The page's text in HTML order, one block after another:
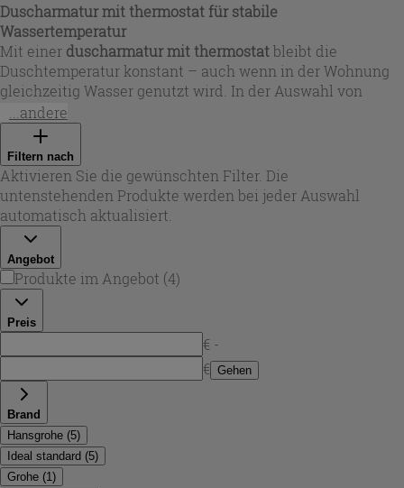
Duscharmatur mit thermostat für stabile
Wassertemperatur
Mit einer duscharmatur mit thermostat bleibt die
Duschtemperatur konstant – auch wenn in der Wohnung
gleichzeitig Wasser genutzt wird. In der Auswahl von
Iperceramica finden Sie Lösungen für unterschiedliche
Badkonzepte: von kompakten Armaturen bis zu kompletten
Systemen. Ein
dusche temperaturreglerund hilft, Verbrühungen zu
vermeiden, während Sie den Wasserfluss komfortabel
steuern. Wer eine zuverlässige
thermostat duscharmatur
sucht, profitiert zudem von der schnellen Reaktionszeit
thermostat
...andere
Filtern nach
Aktivieren Sie die gewünschten Filter. Die
untenstehenden Produkte werden bei jeder Auswahl
automatisch aktualisiert.
Angebot
Produkte im Angebot (4)
Preis
€ -
€ Gehen
Brand
Hansgrohe (5)
Ideal standard (5)
Grohe (1 )